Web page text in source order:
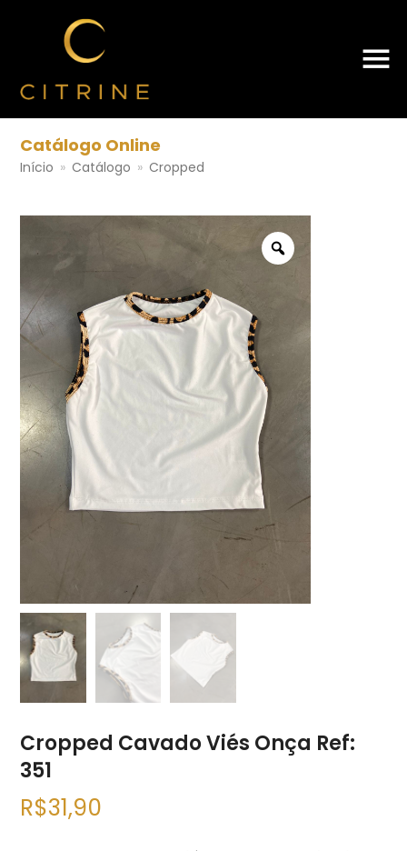
Catálogo Online
Início » Catálogo » Cropped
Cropped Cavado Viés Onça Ref:
351
R$31,90